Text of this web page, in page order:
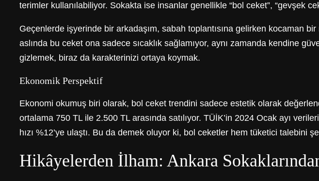
terimler kullanılabiliyor. Sokakta ise insanlar genellikle “bol ceket”, “gevşek
Geçenlerde işyerinde bir arkadaşım, sabah toplantısına gelirken kocaman
aslında bu ceket ona sadece sıcaklık sağlamıyor, aynı zamanda kendine
gizlemek, biraz da karakterinizi ortaya koymak.
Ekonomik Perspektif
Ekonomi okumuş biri olarak, bol ceket trendini sadece estetik olarak
ortalama 750 TL ile 2.500 TL arasında satılıyor. TÜİK’in 2024 Ocak ayı
hızı %12’ye ulaştı. Bu da demek oluyor ki, bol ceketler hem tüketici talebini
Hikâyelerden İlham: Ankara